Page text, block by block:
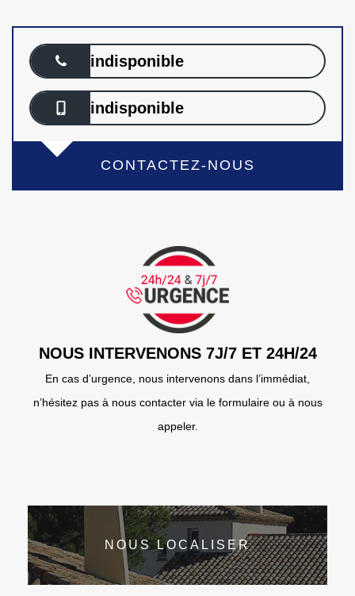
indisponible
indisponible
CONTACTEZ-NOUS
NOUS INTERVENONS 7J/7 ET 24H/24
En cas d’urgence, nous intervenons dans l’immédiat,
n’hésitez pas à nous contacter via le formulaire ou à nous
appeler.
NOUS LOCALISER